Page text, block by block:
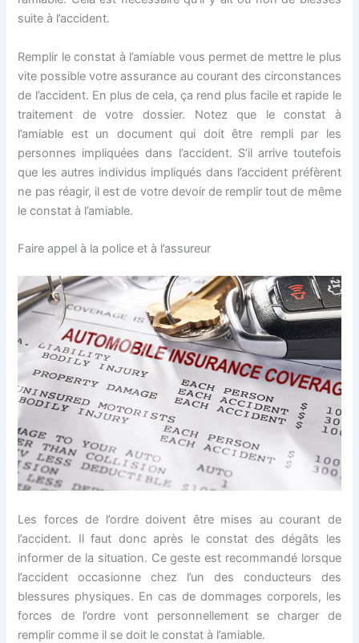
suite à l’accident.
Remplir le constat à l’amiable vous permet de mettre le plus
vite possible votre assurance au courant des circonstances
de l’accident. En plus de cela, ça rend plus facile et rapide le
traitement de votre dossier. Notez que le constat à
l’amiable est un document qui doit être rempli par les
personnes impliquées dans l’accident. S’il arrive toutefois
que les autres individus impliqués dans l’accident préfèrent
ne pas réagir, il est de votre devoir de remplir tout de même
le constat à l’amiable.
Faire appel à la police et à l’assureur
Les forces de l’ordre doivent être mises au courant de
l’accident. Il faut donc après le constat des dégâts les
informer de la situation. Ce geste est recommandé lorsque
l’accident occasionne chez l’un des conducteurs des
blessures physiques. En cas de dommages corporels, les
forces de l’ordre vont personnellement se charger de
remplir comme il se doit le constat à l’amiable.